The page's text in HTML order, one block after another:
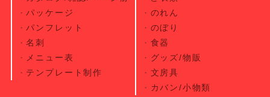
パッケージ
パンフレット
名刺
メニュー表
テンプレート制作
のれん
のぼり
食器
グッズ/物販
文房具
カバン/小物類